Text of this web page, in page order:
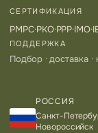
СЕРТИФИКАЦИЯ
РМРС·РКО·РРР·IMO·
ПОДДЕРЖКА
Подбор · доставка
РОССИЯ
Санкт-
Новороссийск